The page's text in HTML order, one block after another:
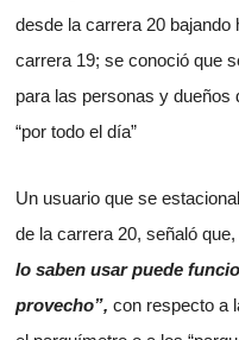
desde la carrera 20 bajando
carrera 19; se conoció que
para las personas y dueños
“por todo el día”
Un usuario que se
de la carrera 20, señaló que,
lo saben usar puede
provecho”,con respecto a